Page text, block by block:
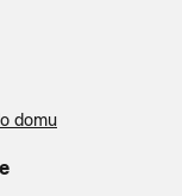
domu